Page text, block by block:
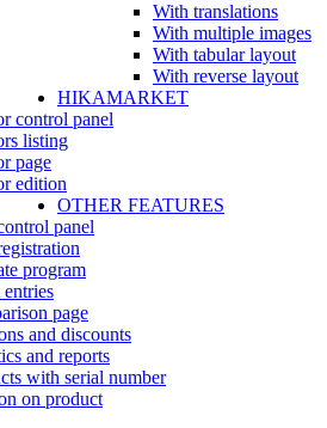
With translations
With multiple images
With tabular layout
With reverse layout
HIKAMARKET
control panel
listing
page
edition
OTHER FEATURES
panel
program
page
and discounts
and reports
with serial number
on product